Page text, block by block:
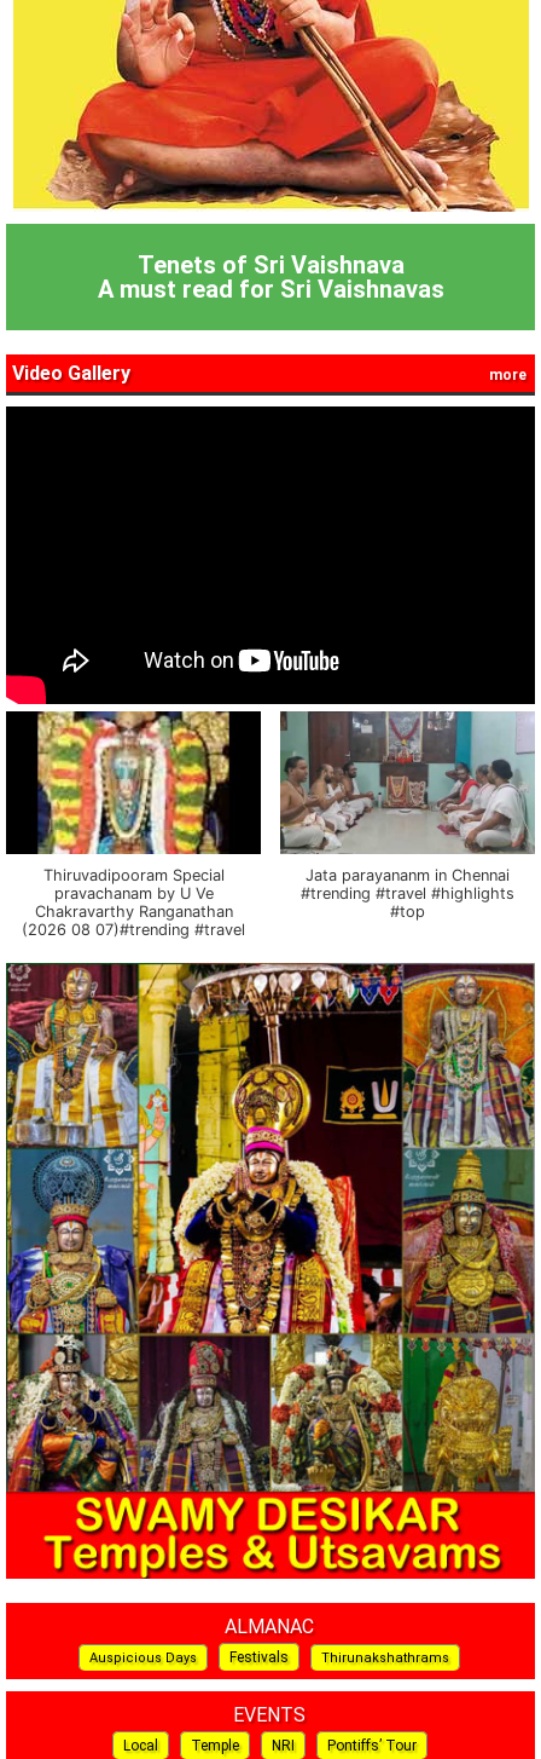
Tenets of Sri Vaishnava
A must read for Sri Vaishnavas
Video Gallery more
Thiruvadipooram Special
pravachanam by U Ve
Chakravarthy Ranganathan
(2026 08 07)#trending #travel
Jata parayananm in Chennai
#trending #travel #highlights
#top
ALMANAC
Auspicious Days Festivals Thirunakshathrams
EVENTS
Local Temple NRI Pontiffs’ Tour